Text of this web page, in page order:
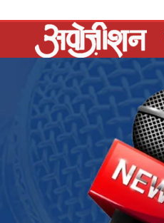
to
content